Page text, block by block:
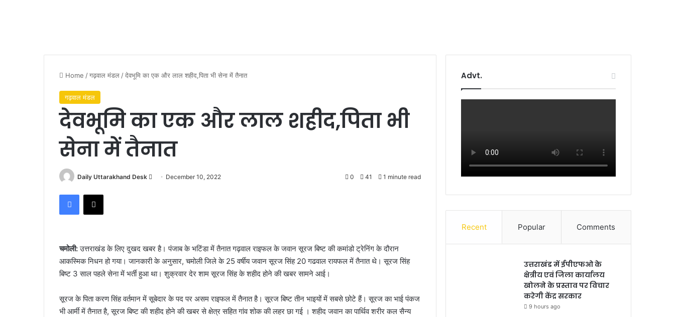
Home /गढ़वाल मंडल /देवभूमि का एक और लाल शहीद,पिता भी सेना में तैनात
गढ़वाल मंडल
देवभूमि का एक और लाल शहीद,पिता भी
सेना में तैनात
Daily Uttarakhand Desk
Send December 10, 2022 0 41 1 minute read
Facebook
X
चमोली:उत्तराखंड के लिए दुखद खबर है। पंजाब के भटिंडा में तैनात गढ़वाल राइफल के जवान सूरज बिष्ट की कमांडो ट्रेनिंग के दौरान
आकस्मिक निधन हो गया। जानकारी के अनुसार, चमोली जिले के 25 वर्षीय जवान सूरज सिंह 20 गढवाल रायफल में तैनात थे। सूरज सिंह
बिष्ट 3 साल पहले सेना में भर्ती हुआ था। शुक्रवार देर शाम सूरज सिंह के शहीद होने की खबर सामने आई।
सूरज के पिता करण सिंह वर्तमान में सूबेदार के पद पर असम राइफल में तैनात है। सूरज बिष्ट तीन भाइयों में सबसे छोटे हैं। सूरज का भाई पंकज
भी आर्मी में तैनात है, सूरज बिष्ट की शहीद होने की खबर से क्षेत्र सहित गांव शोक की लहर छा गई । शहीद जवान का पार्थिव शरीर कल सैन्य
Advt.
Recent Popular Comments
उत्तराखंड में ईपीएफओ के
क्षेत्रीय एवं जिला कार्यालय
खोलने के प्रस्ताव पर विचार
करेगी केंद्र सरकार
9 hours ago